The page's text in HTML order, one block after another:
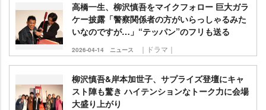
高橋一生、柳沢慎吾をマイクフォロー 巨大ガラ
ケー披露「警察関係者の方がいらっしゃるみた
いなのですが…」“テッパン”のフリも送る
2026-04-14 ニュース ｜ドラマ｜
柳沢慎吾&岸本加世子、サプライズ登壇にキャ
スト陣も驚き ハイテンションなトーク力に会場
大盛り上がり